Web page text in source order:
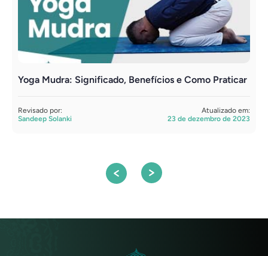
Yoga Mudra: Significado, Benefícios e Como Praticar
Revisado por:
Sandeep Solanki
Atualizado em:
23 de dezembro de 2023